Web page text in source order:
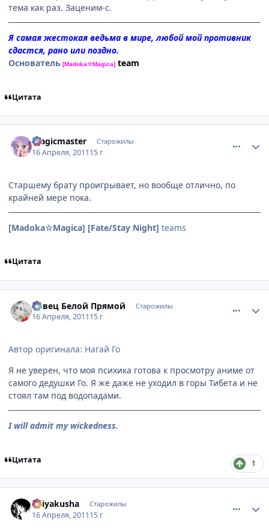
тема как раз. Заценим-с.
Я самая жестокая ведьма в мире, любой мой противник
сдастся, рано или поздно.
Основатель [Madoka☆Magica] team
Цитата
magicmaster Старожилы
16 Апреля, 201115 г
Старшему брату проигрывает, но вообще отлично, по
крайней мере пока.
[Madoka☆Magica] [Fate/Stay Night] teams
Цитата
Певец Белой Прямой Старожилы
16 Апреля, 201115 г
Автор оригинала: Нагай Го
Я не уверен, что моя психика готова к просмотру аниме от
самого дедушки Го. Я же даже не уходил в горы Тибета и не
стоял там под водопадами.
I will admit my wickedness.
Цитата 1
Keiyakusha Старожилы
16 Апреля, 201115 г